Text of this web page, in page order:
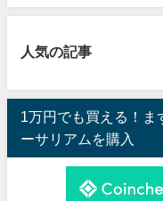
人気の記事
1万円でも買える！ま
ーサリアムを購入